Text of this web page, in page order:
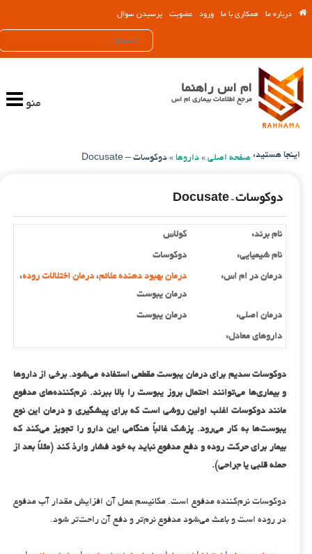
درباره ما همکاری با ما ورود عضویت پرسیدن سوال
منو
ام اس راهنما
مرجع اطلاعات بیماری ام اس
اینجا هستید: صفحه اصلی» داروها» دوکوسات – Docusate
دوکوسات – Docusate
نام برند: کولاس
نام شیمیایی: دوکوسات
درمان در ام اس: درمان بهبود دهنده علائم، درمان اختلالات روده،
درمان یبوست
درمان اصلی: درمان یبوست
داروهای معادل:
دوکوسات سدیم برای درمان یبوست مقطعی استفاده می‌شود. برخی از داروها
و بیماری‌ها می‌توانند احتمال بروز یبوست را بالا ببرند. نرم‌کننده‌های مدفوع
مانند دوکوسات اغلب اولین روشی است که برای پیشگیری و درمان این نوع
یبوست‌ها به کار می‌رود. پزشک غالباً هنگامی این دارو را تجویز می‌کند که
بیمار برای حرکت روده و دفع مدفوع نباید به خود فشار وارذ کند (مثلاً بعد از
حمله قلبی یا جراحی).
دوکوسات نرم‌کننده مدفوع است. مکانیسم عمل آن افزایش مقدار آب مدفوع
در روده است و باعث می‌شود مدفوع نرم‌تر و دفع آن راحت‌تر شود.